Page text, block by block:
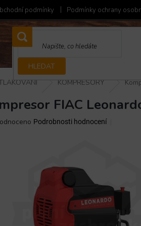
podmínky Podmínky ochrany
HLEDAT
KOMPRESORY
FIAC
Podrobnosti hodnocení